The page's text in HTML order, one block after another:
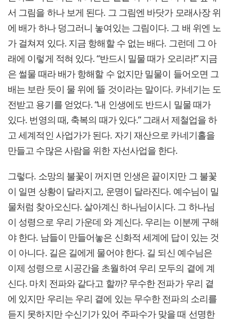
서 그림을 하나 보게 된다. 그 그림엔 바닷가 모래사장 위
에 배가 하나 덩그러니 놓여있는 그림이다. 그 배 위엔 노
가 걸쳐져 있다. 지금 항해할 수 없는 배다. 그런데 그 아
래에 이렇게 적혀 있다. “반드시 밀물 때가 오리라!” 지금
은 썰물 때라 배가 항해할 수 없지만 밀물이 들어오면 그
배는 보란 듯이 물 위에 뜰 것이라는 말이다. 카네기는 도
전받고 용기를 얻었다. “내 인생에도 반드시 밀물 때가
있다. 번영의 때, 축복의 때가 있다.” 그래서 제철업을 하
고 세계적인 사업가가 된다. 자기 재산으로 카네기홀을
만들고 수많은 사람을 위한 자선사업을 한다.
그렇다. 소망의 불꽃이 꺼지면 인생은 끝이지만 그 불꽃
이 일면 상황이 달라지고, 운명이 달라진다. 예수님이 밀
물처럼 찾아오신다. 살아계신 하나님이시다. 그 하나님
이 성령으로 우리 가운데 와 계신다. 우리는 이분께 구해
야 한다. 남들이 만들어놓은 신화적 세계에 답이 있는 것
이 아니다. 길은 길에게 물어야 한다. 길 되신 예수님은
이제 성령으로 시공간을 초월하여 우리 모두의 곁에 계
신다. 마치 전파와 같다고 할까? 무수한 전파가 우리 곁
에 있지만 우리는 우리 곁에 있는 무수한 전파의 소리를
듣지 못하지만 수신기가 있어 주파수가 맞을 때 선명한